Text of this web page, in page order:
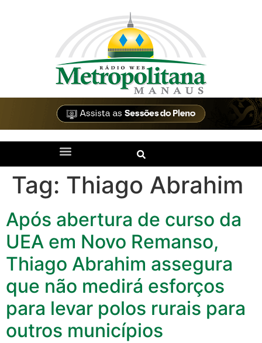
Tag: Thiago Abrahim
Após abertura de curso da
UEA em Novo Remanso,
Thiago Abrahim assegura
que não medirá esforços
para levar polos rurais para
outros municípios